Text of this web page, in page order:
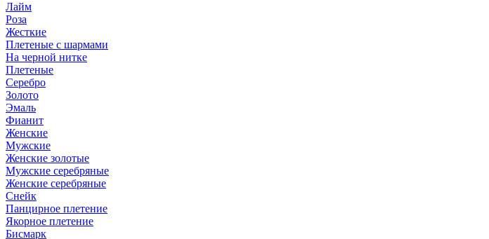
Лайм
Роза
Жесткие
Плетеные с шармами
На черной нитке
Плетеные
Серебро
Золото
Эмаль
Фианит
Женские
Мужские
Женские золотые
Мужские серебряные
Женские серебряные
Снейк
Панцирное плетение
Якорное плетение
Бисмарк